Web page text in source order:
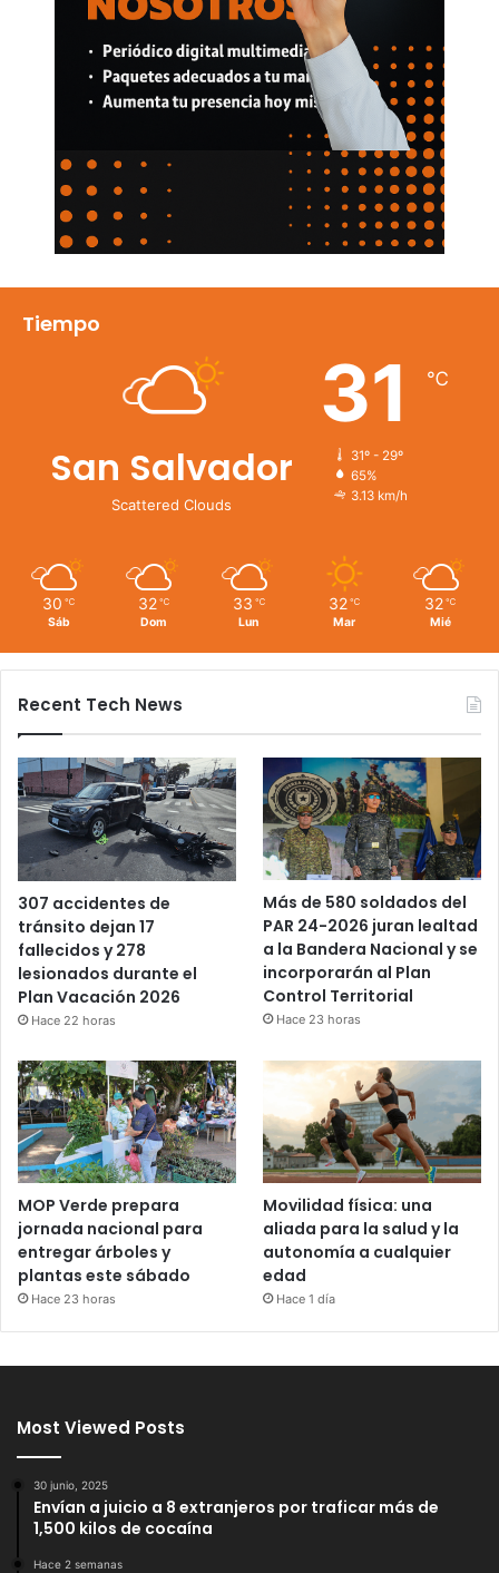
Tiempo
San Salvador
Scattered Clouds
31 ℃
31º - 29º
65%
3.13 km/h
30 ℃
Sáb
32 ℃
Dom
33 ℃
Lun
32 ℃
Mar
32 ℃
Mié
Recent Tech News
307 accidentes de
tránsito dejan 17
fallecidos y 278
lesionados durante el
Plan Vacación 2026
Hace 22 horas
Más de 580 soldados del
PAR 24-2026 juran lealtad
a la Bandera Nacional y se
incorporarán al Plan
Control Territorial
Hace 23 horas
MOP Verde prepara
jornada nacional para
entregar árboles y
plantas este sábado
Hace 23 horas
Movilidad física: una
aliada para la salud y la
autonomía a cualquier
edad
Hace 1 día
Most Viewed Posts
30 junio, 2025
Envían a juicio a 8 extranjeros por traficar más de
1,500 kilos de cocaína
Hace 2 semanas